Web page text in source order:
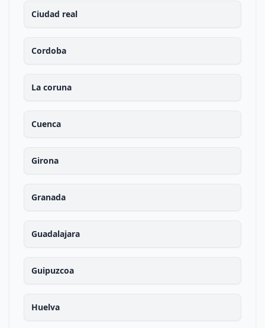
Ciudad real
Cordoba
La coruna
Cuenca
Girona
Granada
Guadalajara
Guipuzcoa
Huelva